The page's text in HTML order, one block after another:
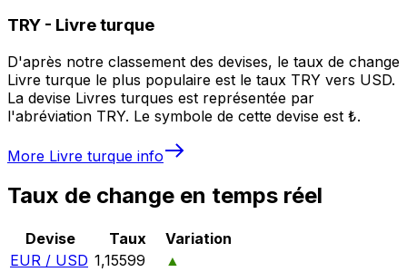
TRY - Livre turque
D'après notre classement des devises, le taux de change
Livre turque le plus populaire est le taux TRY vers USD.
La devise Livres turques est représentée par
l'abréviation TRY. Le symbole de cette devise est ₺.
More Livre turque info
Taux de change en temps réel
Devise Taux
Variation
EUR / USD 1,15599
▲